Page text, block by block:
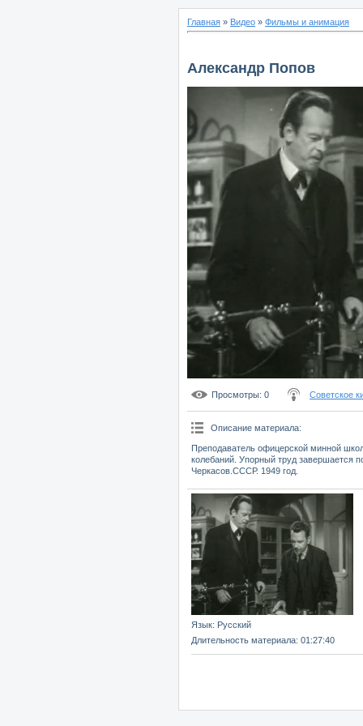
Главная » Видео » Фильмы и анимация
Александр Попов
Просмотры: 0 Советское
Описание материала:
Преподаватель офицерской минной
колебаний. Упорный труд завершается
Черкасов.СССР. 1949 год.
Язык: Русский
Длительность материала: 01:27:40